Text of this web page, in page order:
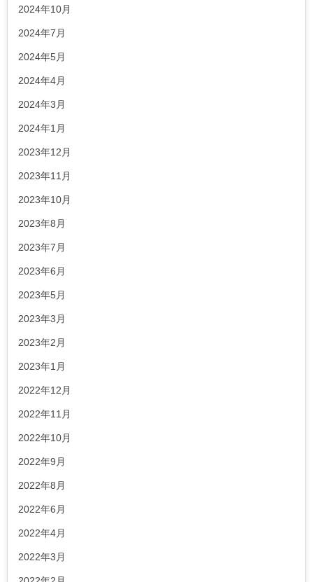
2024年10月
2024年7月
2024年5月
2024年4月
2024年3月
2024年1月
2023年12月
2023年11月
2023年10月
2023年8月
2023年7月
2023年6月
2023年5月
2023年3月
2023年2月
2023年1月
2022年12月
2022年11月
2022年10月
2022年9月
2022年8月
2022年6月
2022年4月
2022年3月